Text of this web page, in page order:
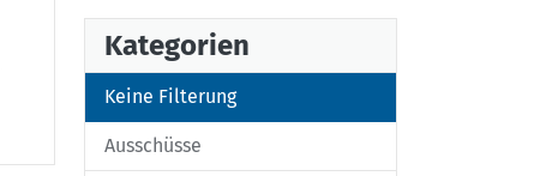
Kategorien
Keine Filterung
Ausschüsse